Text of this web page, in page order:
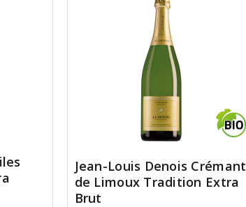
Jean-Louis Denois Crémant
de Limoux Tradition Extra
Brut